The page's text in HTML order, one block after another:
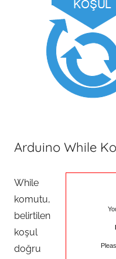
Arduino While
While
komutu,
belirtilen
koşul
doğru